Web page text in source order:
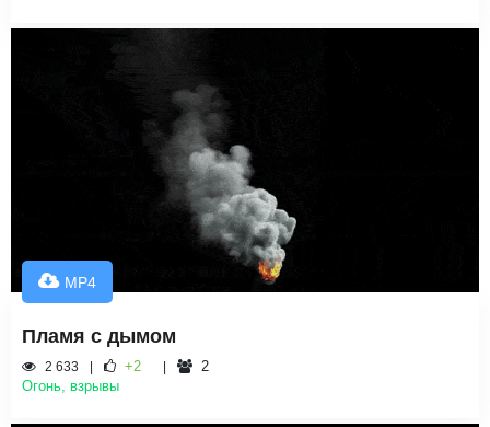
MP4
Пламя с дымом
2 633 +2
2
Огонь, взрывы